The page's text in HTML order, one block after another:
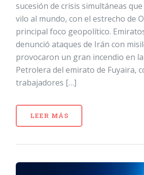
sucesión de crisis simultáneas
vilo al mundo, con el estrecho de
principal foco geopolítico.
denunció ataques de Irán con
provocaron un gran incendio en
Petrolera del emirato de Fuyaira,
trabajadores […]
LEER MÁS